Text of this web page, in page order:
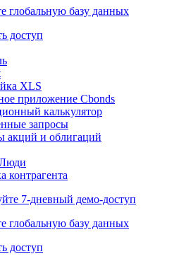
глобальную базу данных
доступ
XLS
приложение Cbonds
калькулятор
запросы
акций и облигаций
контрагента
7-дневный демо-доступ
глобальную базу данных
доступ